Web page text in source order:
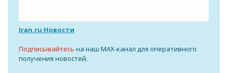
Iran.ru Новости
Подписывайтесь на наш MAX-канал для оперативного
получения новостей.